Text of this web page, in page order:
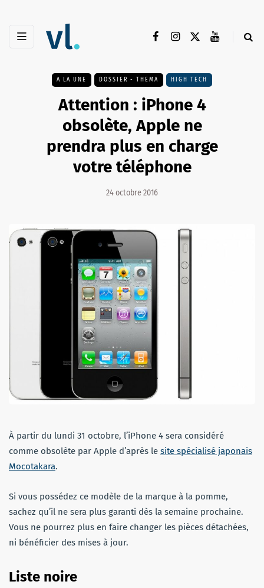
A LA UNE DOSSIER - THEMA HIGH TECH
Attention : iPhone 4
obsolète, Apple ne
prendra plus en charge
votre téléphone
24 octobre 2016
À partir du lundi 31 octobre, l’iPhone 4 sera considéré
comme obsolète par Apple d’après le site spécialisé japonais
Mocotakara.
Si vous possédez ce modèle de la marque à la pomme,
sachez qu’il ne sera plus garanti dès la semaine prochaine.
Vous ne pourrez plus en faire changer les pièces détachées,
ni bénéficier des mises à jour.
Liste noire